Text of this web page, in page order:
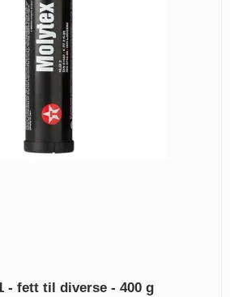
- fett til diverse - 400 g